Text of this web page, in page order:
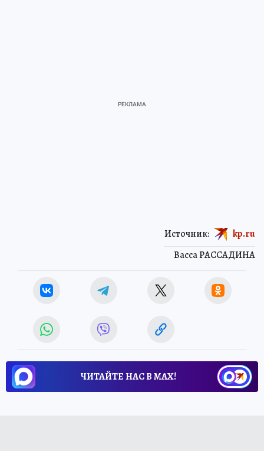
Васса РАССАДИНА
Источник: kp.ru
ЧИТАЙТЕ НАС В МАХ!